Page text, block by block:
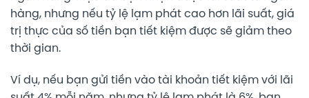
hàng, nhưng nếu tỷ lệ lạm phát cao hơn lãi suất, giá
trị thực của số tiền bạn tiết kiệm được sẽ giảm theo
thời gian.
Ví dụ, nếu bạn gửi tiền vào tài khoản tiết kiệm với lãi